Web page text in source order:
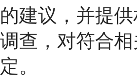
的建议，并提
调查，对符合
定。